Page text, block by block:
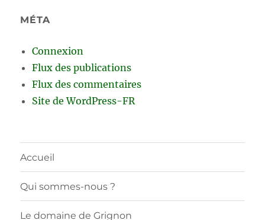
MÉTA
Connexion
Flux des publications
Flux des commentaires
Site de WordPress-FR
Accueil
Qui sommes-nous ?
Le domaine de Grignon